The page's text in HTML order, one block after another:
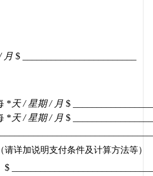
月 $ ________________________
* 天 / 星期 / 月 $
* 天 / 星期 / 月 $
（请详加说明支付条件及计算方法等）
$